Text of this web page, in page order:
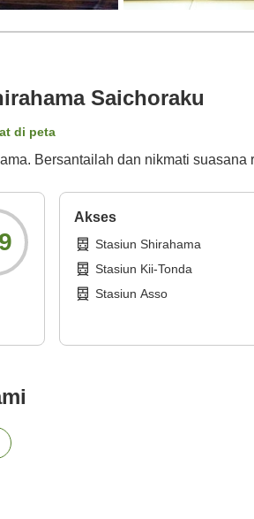
Saichoraku
di peta
Bersantailah dan nikmati
Akses
Stasiun Shirahama
Stasiun Kii-Tonda
Stasiun Asso